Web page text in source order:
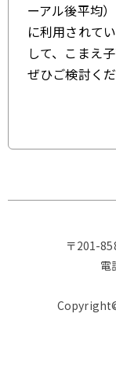
ーアル後平均
に利用されて
して、こまえ
ぜひご検討くだ
〒201-
電